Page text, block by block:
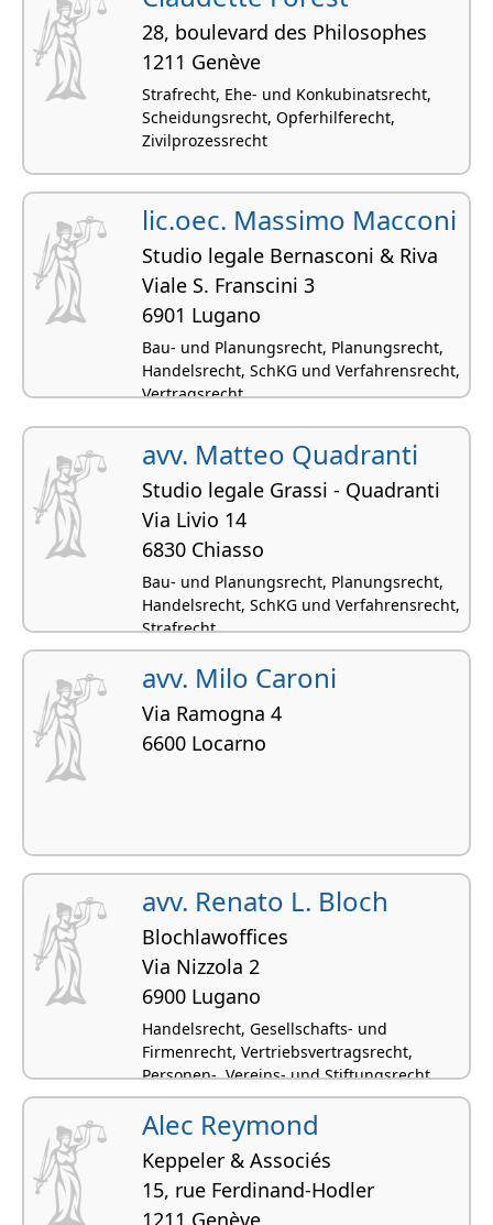
28, boulevard des Philosophes
1211 Genève
Strafrecht, Ehe- und Konkubinatsrecht,
Scheidungsrecht, Opferhilferecht,
Zivilprozessrecht
lic.oec. Massimo Macconi
Studio legale Bernasconi & Riva
Viale S. Franscini 3
6901 Lugano
Bau- und Planungsrecht, Planungsrecht,
Handelsrecht, SchKG und Verfahrensrecht,
Vertragsrecht
avv. Matteo Quadranti
Studio legale Grassi - Quadranti
Via Livio 14
6830 Chiasso
Bau- und Planungsrecht, Planungsrecht,
Handelsrecht, SchKG und Verfahrensrecht,
Strafrecht
avv. Milo Caroni
Via Ramogna 4
6600 Locarno
avv. Renato L. Bloch
Blochlawoffices
Via Nizzola 2
6900 Lugano
Handelsrecht, Gesellschafts- und
Firmenrecht, Vertriebsvertragsrecht,
Personen-, Vereins- und Stiftungsrecht
Alec Reymond
Keppeler & Associés
15, rue Ferdinand-Hodler
1211 Genève